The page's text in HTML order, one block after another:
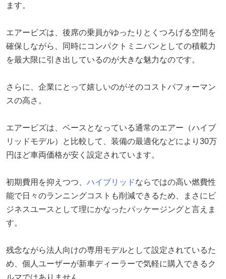
ます。
エアービズは、後席の乗員がゆったりとくつろげる空間を
確保しながら、同時にコンパクトミニバンとしての積載力
を最大限に引き出しているのが大きな魅力なのです。
さらに、企業にとって嬉しいのがそのコストパフォーマン
スの高さ。
エアービズは、ベースとなっている通常のエアー（ハイブ
リッドモデル）と比較して、装備の最適化などにより30万
円ほど車両価格が安く設定されています。
初期費用を抑えつつ、 ハイブリッドならではの高い燃費性
能で日々のランニングコストも削減できるため、まさにビ
ジネスユースとして理にかなったパッケージングと言えま
す。
残念ながら法人向けの専用モデルとして設定されているた
め、個人ユーザーが新車ディーラーで気軽に購入できるク
ルマではありません。